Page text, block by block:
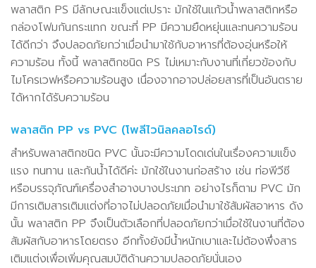
พลาสติก PS มีลักษณะแข็งแต่เปราะ มักใช้ในแก้วน้ำพลาสติกหรือ
กล่องโฟมกันกระแทก ขณะที่ PP มีความยืดหยุ่นและทนความร้อน
ได้ดีกว่า จึงปลอดภัยกว่าเมื่อนำมาใช้กับอาหารที่ต้องอุ่นหรือให้
ความร้อน ทั้งนี้ พลาสติกชนิด PS ไม่เหมาะกับงานที่เกี่ยวข้องกับ
ไมโครเวฟหรือความร้อนสูง เนื่องจากอาจปล่อยสารที่เป็นอันตราย
ได้หากได้รับความร้อน
พลาสติก PP vs PVC (โพลีไวนิลคลอไรด์)
สำหรับพลาสติกชนิด PVC นั้นจะมีความโดดเด่นในเรื่องความแข็ง
แรง ทนทาน และกันน้ำได้ดีค่ะ มักใช้ในงานก่อสร้าง เช่น ท่อพีวีซี
หรือบรรจุภัณฑ์เครื่องสำอางบางประเภท อย่างไรก็ตาม PVC มัก
มีการเติมสารเติมแต่งที่อาจไม่ปลอดภัยเมื่อนำมาใช้สัมผัสอาหาร ดัง
นั้น พลาสติก PP จึงเป็นตัวเลือกที่ปลอดภัยกว่าเมื่อใช้ในงานที่ต้อง
สัมผัสกับอาหารโดยตรง อีกทั้งยังมีน้ำหนักเบาและไม่ต้องพึ่งสาร
เติมแต่งเพื่อเพิ่มคุณสมบัติด้านความปลอดภัยนั่นเอง